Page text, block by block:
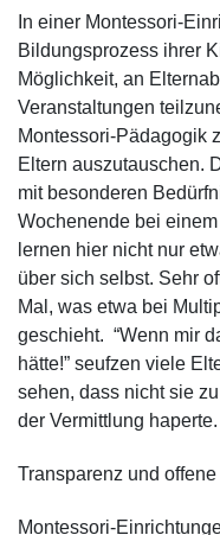
In einer Montessori-
Bildungsprozess ihrer
Möglichkeit, an
Veranstaltungen
Montessori-Pädagogik
Eltern auszutauschen.
mit besonderen
Wochenende bei
lernen hier nicht nur
über sich selbst. Sehr
Mal, was etwa bei
geschieht. “Wenn mir
hätte!” seufzen viele
sehen, dass nicht sie
der Vermittlung haperte.
Transparenz und
Montessori-